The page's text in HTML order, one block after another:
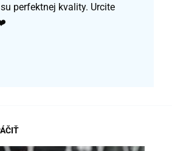
perfektnej kvality. Urcite